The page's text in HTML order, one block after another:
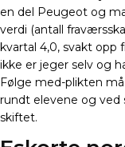
en del Peugeot og
verdi (antall
kvartal 4,0, svakt opp
ikke er jeger selv og
Følge med-plikten
rundt elevene og ved
skiftet.